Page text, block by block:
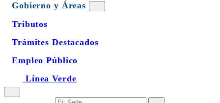
Gobierno y Áreas
Tributos
Trámites Destacados
Empleo Público
Línea Verde